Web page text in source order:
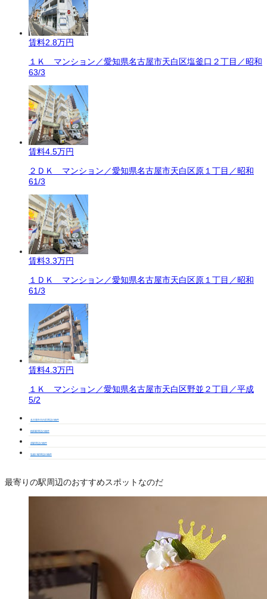
賃料2.8万円
１Ｋ マンション／愛知県名古屋市天白区塩釜口２丁目／昭和
63/3
賃料4.5万円
２ＤＫ マンション／愛知県名古屋市天白区原１丁目／昭和
61/3
賃料3.3万円
１ＤＫ マンション／愛知県名古屋市天白区原１丁目／昭和
61/3
賃料4.3万円
１Ｋ マンション／愛知県名古屋市天白区野並２丁目／平成
5/2
名古屋市天白区周辺の物件
植田駅周辺の物件
原駅周辺の物件
塩釜口駅周辺の物件
最寄りの駅周辺のおすすめスポットなのだ